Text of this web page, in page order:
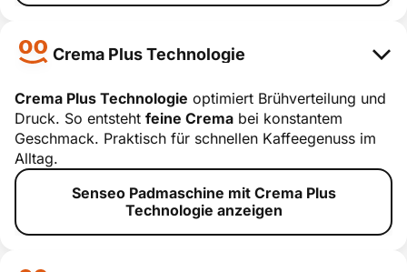
Crema Plus Technologie
Crema Plus
Technologie
smart erklärt
Crema Plus Technologie optimiert Brühverteilung und
Druck. So entsteht feine Crema bei konstantem
Geschmack. Praktisch für schnellen Kaffeegenuss im
Alltag.
Senseo Padmaschine mit Crema Plus
Technologie anzeigen